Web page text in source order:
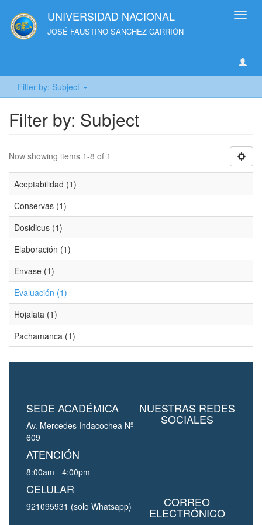
UNIVERSIDAD NACIONAL
JOSÉ FAUSTINO SANCHEZ CARRIÓN
Filter by: Subject
Filter by: Subject
Now showing items 1-8 of 1
Aceptabilidad (1)
Conservas (1)
Dosidicus (1)
Elaboración (1)
Envase (1)
Evaluación (1)
Hojalata (1)
Pachamanca (1)
SEDE ACADÉMICA
Av. Mercedes Indacochea Nº
609
ATENCIÓN
8:00am - 4:00pm
CELULAR
921095931 (solo Whatsapp)
NUESTRAS REDES
SOCIALES
CORREO
ELECTRÓNICO